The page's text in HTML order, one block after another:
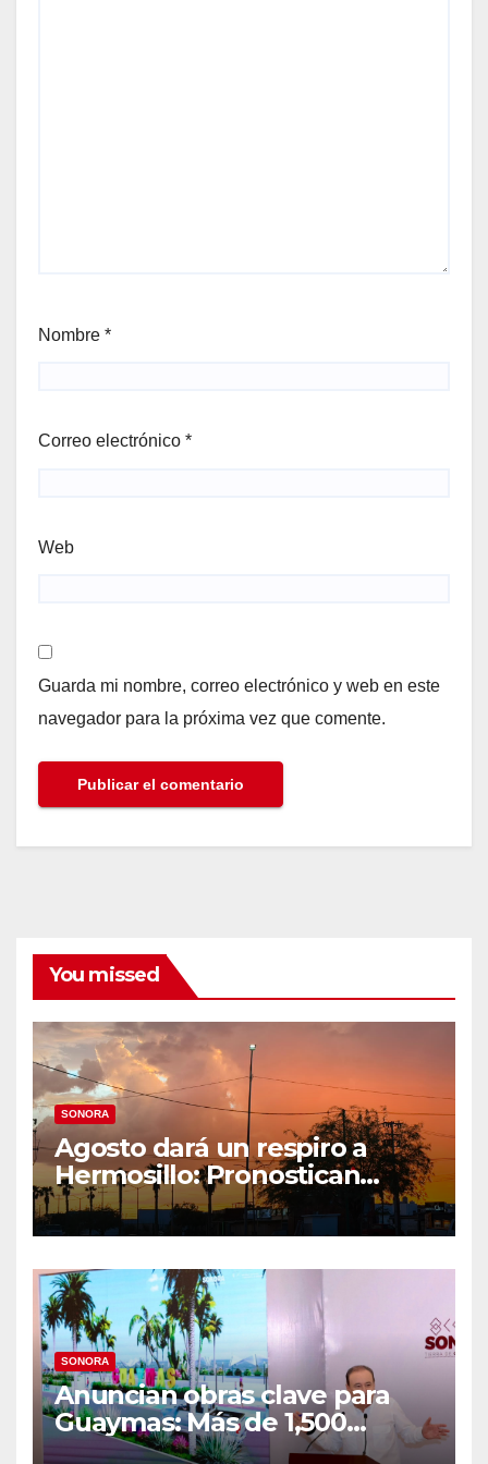
Nombre *
Correo electrónico *
Web
Guarda mi nombre, correo electrónico y web en este
navegador para la próxima vez que comente.
You missed
SONORA
Agosto dará un respiro a
Hermosillo: Pronostican
semana lluviosa y
temperaturas de hasta 34°C
SONORA
Anuncian obras clave para
Guaymas: Más de 1,500
viviendas, modernización del